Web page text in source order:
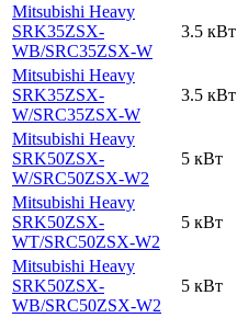
Mitsubishi Heavy
SRK35ZSX-
WB/SRC35ZSX-W
3.5 кВт
Mitsubishi Heavy
SRK35ZSX-
W/SRC35ZSX-W
3.5 кВт
Mitsubishi Heavy
SRK50ZSX-
W/SRC50ZSX-W2
5 кВт
Mitsubishi Heavy
SRK50ZSX-
WT/SRC50ZSX-W2
5 кВт
Mitsubishi Heavy
SRK50ZSX-
WB/SRC50ZSX-W2
5 кВт